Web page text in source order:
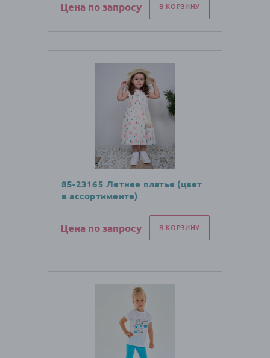
Цена по запросу В КОРЗИНУ
85-23165 Летнее платье (цвет
в ассортименте)
Цена по запросу В КОРЗИНУ